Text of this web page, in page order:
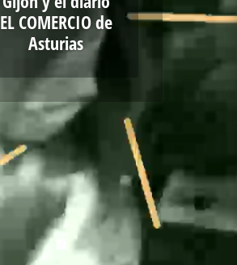
EL COMERCIO de
Asturias